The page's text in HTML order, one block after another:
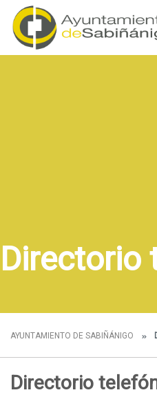
Directorio
AYUNTAMIENTO DE SABIÑÁNIGO
Directorio